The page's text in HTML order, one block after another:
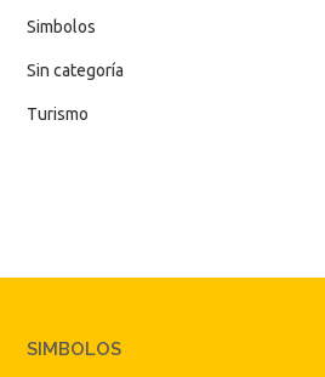
Simbolos
Sin categoría
Turismo
SIMBOLOS